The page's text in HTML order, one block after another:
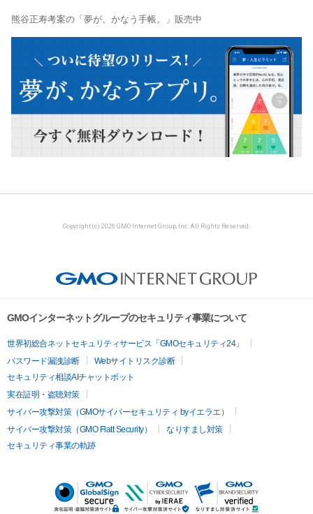
熊谷正寿考案の「夢が、かなう手帳。」販売中
Copyright (c) 2026 GMO Internet Group, Inc. All Rights Reserved.
GMOインターネットグループのセキュリティ事業について
世界初総合ネットセキュリティサービス「GMOセキュリティ24」
パスワード漏洩診断
Webサイトリスク診断
セキュリティ相談AIチャットボット
実在証明・盗聴対策
サイバー攻撃対策（GMOサイバーセキュリティ byイエラエ）
サイバー攻撃対策（GMO Flatt Security）
なりすまし対策
セキュリティ事業の軌跡